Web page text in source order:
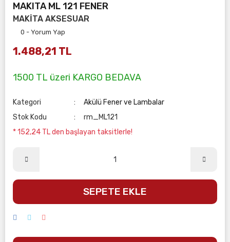
MAKITA ML 121 FENER
MAKİTA AKSESUAR
0 - Yorum Yap
1.488,21 TL
1500 TL üzeri KARGO BEDAVA
Kategori
Akülü Fener ve Lambalar
Stok Kodu
rm_ML121
* 152,24 TL den başlayan taksitlerle!
SEPETE EKLE